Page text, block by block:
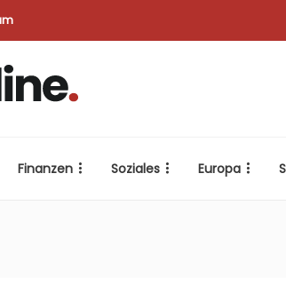
Finanzen Soziales Europa